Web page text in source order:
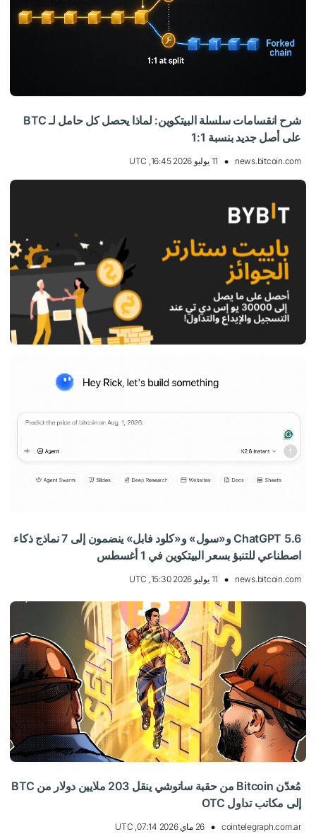
شرح انقسامات سلسلة البيتكوين: لماذا يحصل كل حامل لـ BTC
على أصل جديد بنسبة 1:1
news.bitcoin.com 11 يوليو 2026 16:45, UTC
ChatGPT 5.6 و«سول» و«كلود فابل» ينضمون إلى 7 نماذج ذكاء
اصطناعي للتنبؤ بسعر البيتكوين في 1 أغسطس
news.bitcoin.com 11 يوليو 2026 15:30, UTC
مُعدّن Bitcoin من حقبة ساتوشي ينقل 203 ملايين دولار من BTC
إلى مكاتب تداول OTC
cointelegraph.com.ar 26 ماي 2026 07:14, UTC